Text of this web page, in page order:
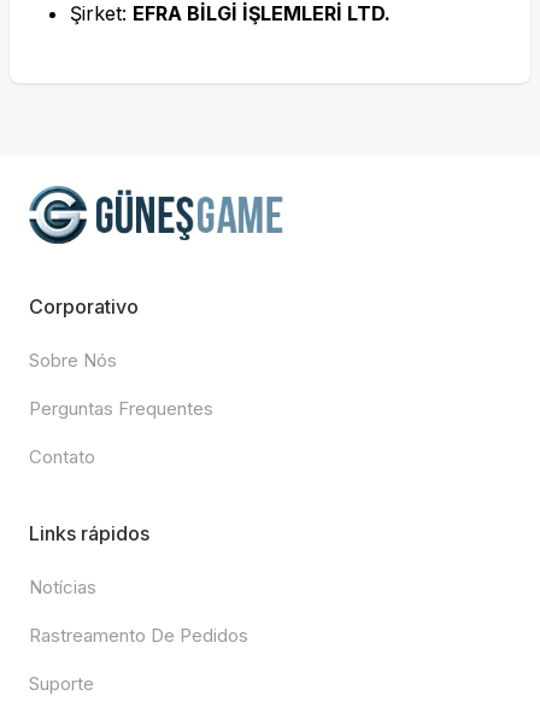
Şirket: EFRA BİLGİ İŞLEMLERİ LTD.
Corporativo
Sobre Nós
Perguntas Frequentes
Contato
Links rápidos
Notícias
Rastreamento De Pedidos
Suporte